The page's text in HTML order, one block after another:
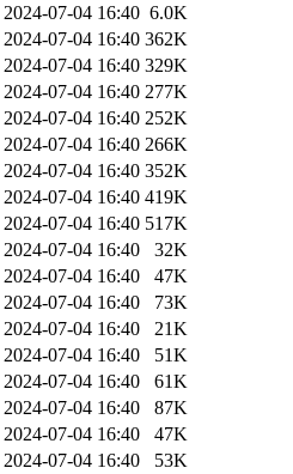
2024-07-04 16:40 6.0K
2024-07-04 16:40 362K
2024-07-04 16:40 329K
2024-07-04 16:40 277K
2024-07-04 16:40 252K
2024-07-04 16:40 266K
2024-07-04 16:40 352K
2024-07-04 16:40 419K
2024-07-04 16:40 517K
2024-07-04 16:40
32K
2024-07-04 16:40
47K
2024-07-04 16:40
73K
2024-07-04 16:40
21K
2024-07-04 16:40
51K
2024-07-04 16:40
61K
2024-07-04 16:40
87K
2024-07-04 16:40
47K
2024-07-04 16:40
53K